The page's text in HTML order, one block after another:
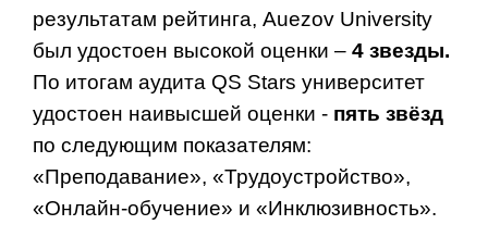
результатам рейтинга, Auezov University
был удостоен высокой оценки – 4 звезды.
По итогам аудита QS Stars университет
удостоен наивысшей оценки - пять звёзд
по следующим показателям:
«Преподавание», «Трудоустройство»,
«Онлайн-обучение» и «Инклюзивность».